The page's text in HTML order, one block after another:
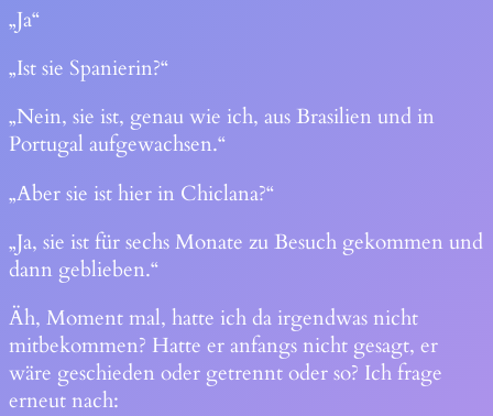
„Ja“
„Ist sie Spanierin?“
„Nein, sie ist, genau wie ich, aus Brasilien und in
Portugal aufgewachsen.“
„Aber sie ist hier in Chiclana?“
„Ja, sie ist für sechs Monate zu Besuch gekommen und
dann geblieben.“
Äh, Moment mal, hatte ich da irgendwas nicht
mitbekommen? Hatte er anfangs nicht gesagt, er
wäre geschieden oder getrennt oder so? Ich frage
erneut nach: